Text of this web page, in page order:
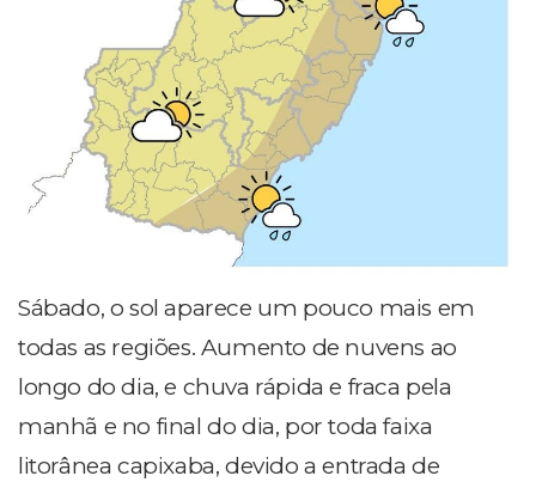
Sábado, o sol aparece um pouco mais em
todas as regiões. Aumento de nuvens ao
longo do dia, e chuva rápida e fraca pela
manhã e no final do dia, por toda faixa
litorânea capixaba, devido a entrada de